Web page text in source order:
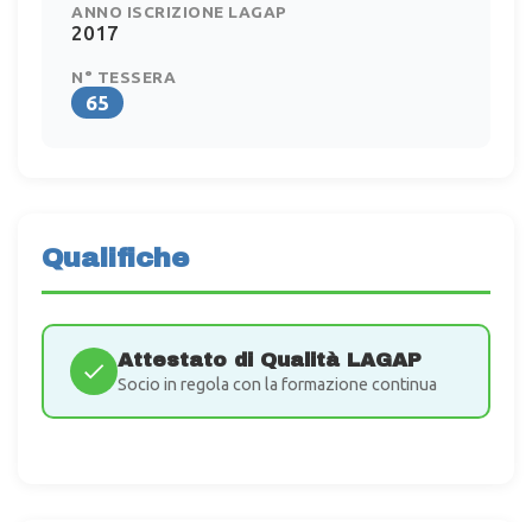
ANNO ISCRIZIONE LAGAP
2017
N° TESSERA
65
Qualifiche
Attestato di Qualità LAGAP
Socio in regola con la formazione continua